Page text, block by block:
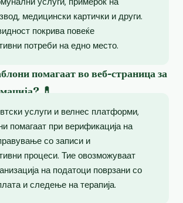
медицински картички и други.
покрива повеќе
потреби на едно место.
помагаат во веб-страница за
💊
услуги и велнес платформи,
помагаат при верификација на
со записи и
процеси. Тие овозможуваат
на податоци поврзани со
и следење на терапија.